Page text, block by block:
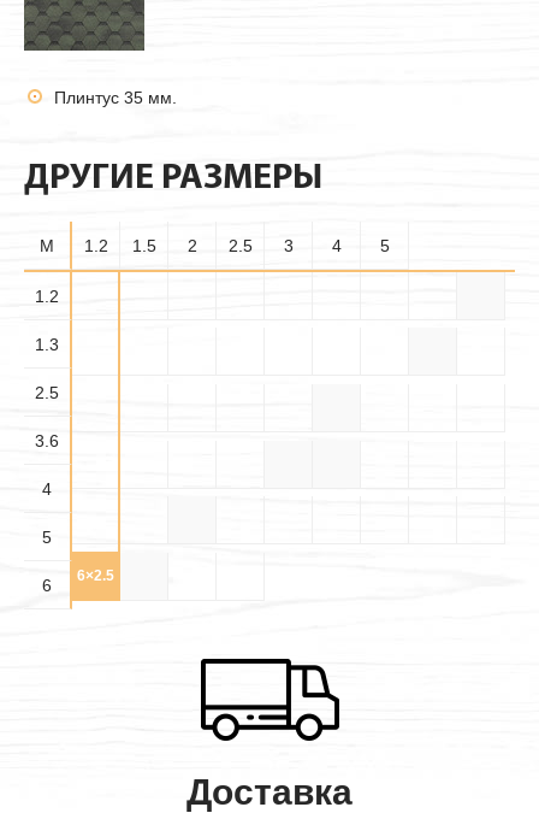
Плинтус 35 мм.
ДРУГИЕ РАЗМЕРЫ
M 1.2 1.5 2 2.5 3 4 5
1.2
1.3
2.5
3.6
4
5
6 6×2.5
Доставка